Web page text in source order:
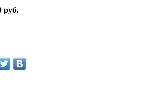
руб.